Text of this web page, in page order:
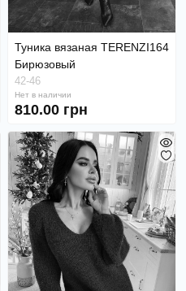
Туника вязаная TERENZI164
Бирюзовый
42-46
Нет в наличии
810.00 грн